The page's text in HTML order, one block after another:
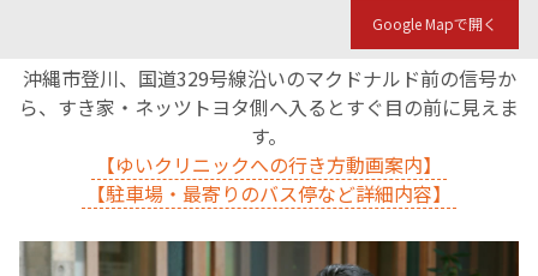
Google Mapで開く
沖縄市登川、国道329号線沿いのマクドナルド前の信号か
ら、すき家・ネッツトヨタ側へ入るとすぐ目の前に見えま
す。
【ゆいクリニックへの行き方動画案内】
【駐車場・最寄りのバス停など詳細内容】